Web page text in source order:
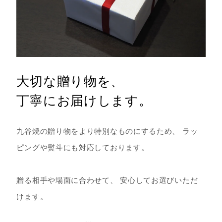
大切な贈り物を、
丁寧にお届けします。
九谷焼の贈り物をより特別なものにするため、 ラッ
ピングや熨斗にも対応しております。
贈る相手や場面に合わせて、 安心してお選びいただ
けます。